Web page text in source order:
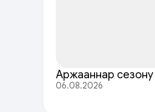
Аржааннар сезону
06.08.2026